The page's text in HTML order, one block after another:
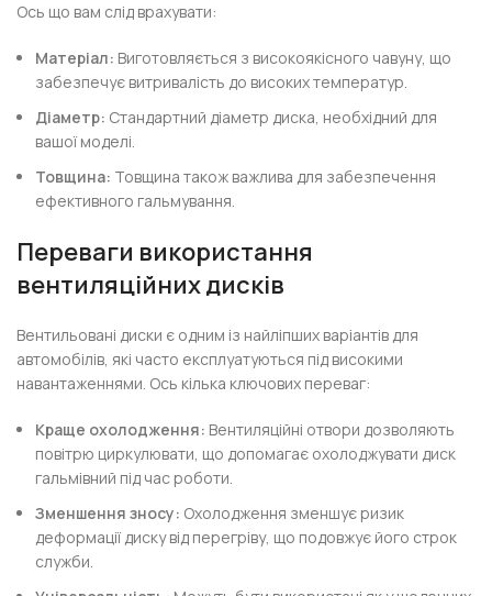
Ось що вам слід врахувати:
Матеріал: Виготовляється з високоякісного чавуну, що
забезпечує витривалість до високих температур.
Діаметр: Стандартний діаметр диска, необхідний для
вашої моделі.
Товщина: Товщина також важлива для забезпечення
ефективного гальмування.
Переваги використання
вентиляційних дисків
Вентильовані диски є одним із найліпших варіантів для
автомобілів, які часто експлуатуються під високими
навантаженнями. Ось кілька ключових переваг:
Краще охолодження: Вентиляційні отвори дозволяють
повітрю циркулювати, що допомагає охолоджувати диск
гальмівний під час роботи.
Зменшення зносу: Охолодження зменшує ризик
деформації диску від перегріву, що подовжує його строк
служби.